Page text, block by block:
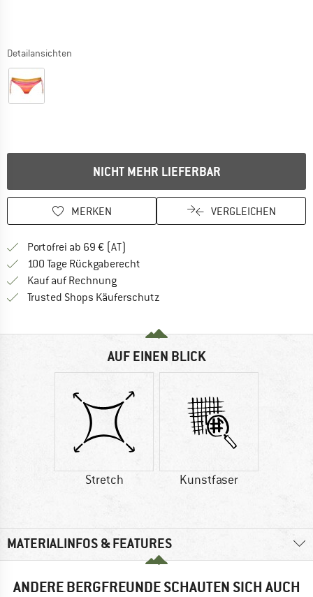
Detailansichten
NICHT MEHR LIEFERBAR
MERKEN VERGLEICHEN
Portofrei ab 69 € (AT)
100 Tage Rückgaberecht
Kauf auf RechnungFinde die Zahlungs-Infos hier! Öffnet
Trusted Shops Käuferschutz
AUF EINEN BLICK
Stretch Kunstfaser
MATERIALINFOS & FEATURES
ANDERE BERGFREUNDE SCHAUTEN SICH AUCH